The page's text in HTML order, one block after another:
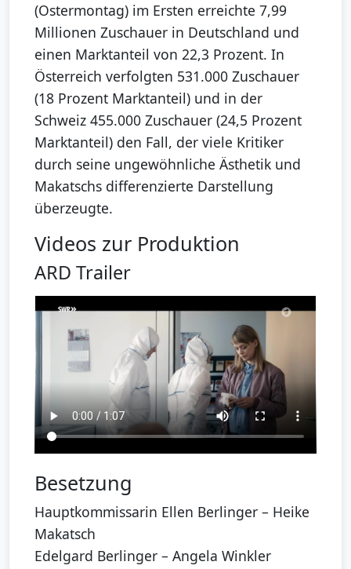
(Ostermontag) im Ersten erreichte 7,99
Millionen Zuschauer in Deutschland und
einen Marktanteil von 22,3 Prozent. In
Österreich verfolgten 531.000 Zuschauer
(18 Prozent Marktanteil) und in der
Schweiz 455.000 Zuschauer (24,5 Prozent
Marktanteil) den Fall, der viele Kritiker
durch seine ungewöhnliche Ästhetik und
Makatschs differenzierte Darstellung
überzeugte.
Videos zur Produktion
ARD Trailer
Besetzung
Hauptkommissarin Ellen Berlinger – Heike
Makatsch
Edelgard Berlinger – Angela Winkler